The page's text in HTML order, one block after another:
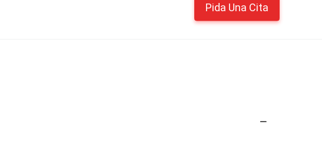
Pida Una Cita